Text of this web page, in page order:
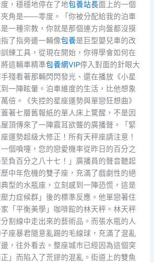
，穩穩地停在了地包養站長面上的一個
夾角是——零度。「你被分配給我的泊車
一種宗教，你就是那個連方向盤都沒摸
了指旁邊一輛像包養是巨型嬰兒車的改
練工具，從現在開始，你得學會如何在
這輛車精準包養網VIP停入對面的針眼大
殘看著那輛閃閃發光、還在播放《小星
一陣眩暈。泊車維度的生活，比他想象
倍。《失控的星座運勢與單戀狂想曲》
著七層舊報紙的單人床上驚醒，不是因
頂傳來了一陣震耳欲聾的廣播聲。「緊
運勢超級大修正！所有天秤座請注意！
個噴嚏，您的戀愛機率從昨日的百分之
負百分之八十七！」廣播員的聲音聽起
中年危機的雙子座，充滿了戲劇性的絕
型的水瓶座，立刻感到一陣恐慌，這是
力症候群」後的標準反應。他單戀著住
「平衡美學」咖啡館的林天秤。林天秤
割線中走出來的藝術品。而張水瓶的人
座暴君隨意亂踢的毛線球，充滿了混亂
，往外看去。整座城市已經因為這個突
」而陷入了荒謬的混亂。街道上的雙魚